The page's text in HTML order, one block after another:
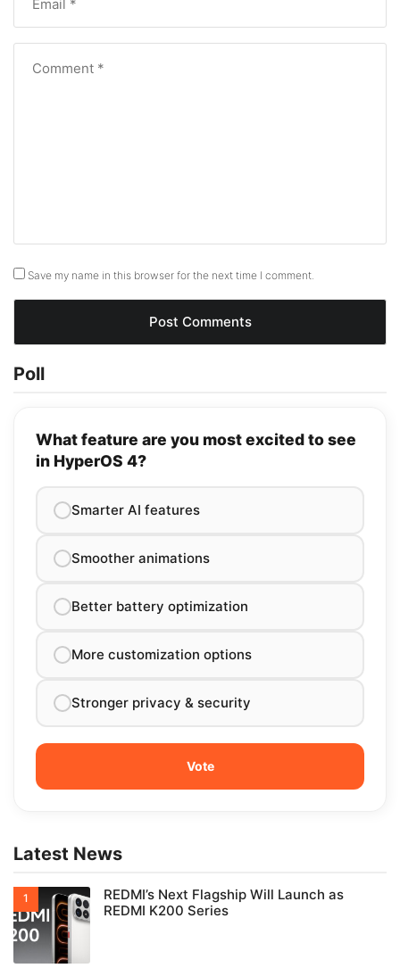
Save my name in this browser for the next time I comment.
Poll
What feature are you most excited to see
in HyperOS 4?
Smarter AI features
Smoother animations
Better battery optimization
More customization options
Stronger privacy & security
Latest News
REDMI’s Next Flagship Will Launch as
REDMI K200 Series